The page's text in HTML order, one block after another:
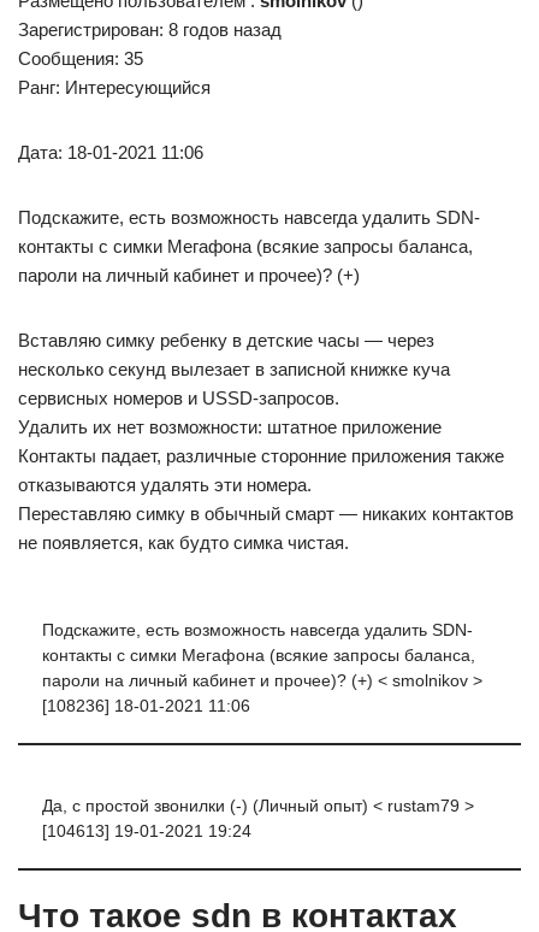
Зарегистрирован: 8 годов назад
Сообщения: 35
Ранг: Интересующийся
Дата: 18-01-2021 11:06
Подскажите, есть возможность навсегда удалить SDN-
контакты с симки Мегафона (всякие запросы баланса,
пароли на личный кабинет и прочее)? (+)
Вставляю симку ребенку в детские часы — через
несколько секунд вылезает в записной книжке куча
сервисных номеров и USSD-запросов.
Удалить их нет возможности: штатное приложение
Контакты падает, различные сторонние приложения также
отказываются удалять эти номера.
Переставляю симку в обычный смарт — никаких контактов
не появляется, как будто симка чистая.
Подскажите, есть возможность навсегда удалить SDN-
контакты с симки Мегафона (всякие запросы баланса,
пароли на личный кабинет и прочее)? (+) < smolnikov >
[108236] 18-01-2021 11:06
Да, с простой звонилки (-) (Личный опыт) < rustam79 >
[104613] 19-01-2021 19:24
Что такое sdn в контактах